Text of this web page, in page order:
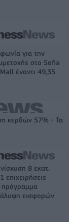
για την
στο Sofia
έναντι 49,35
κερδών 57% - Τα
8 εκατ.
πρόγραμμα
εισφορών